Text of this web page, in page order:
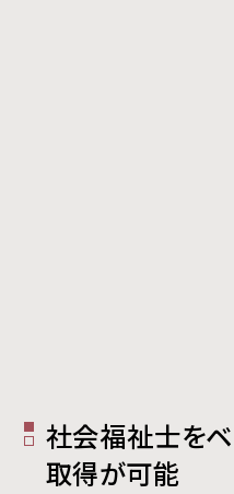
社会福祉士を
取得が可能